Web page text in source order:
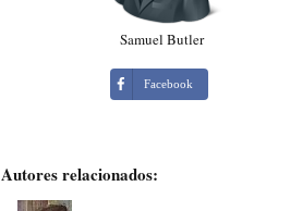
Samuel Butler
Facebook
Autores relacionados: